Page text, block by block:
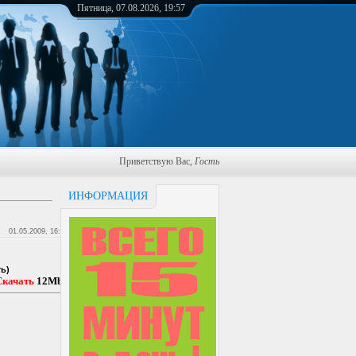
Пятница, 07.08.2026, 19:57
Приветствую Вас, Гость
ИНФОРМАЦИЯ
01.05.2009, 16:55
12Mb